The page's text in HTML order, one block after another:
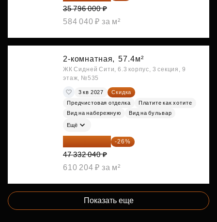
35 796 000 ₽
584 040 ₽ за м²
2-комнатная, 57.4м²
ЖК Сидней Сити, 6.3 корпус, 3 секция, 9
этаж, №535
3 кв 2027
Скидка
Предчистовая отделка
Платите как хотите
Вид на набережную
Вид на бульвар
Ещё
35 025 710 ₽ -26%
47 332 040 ₽
610 204 ₽ за м²
Показать еще